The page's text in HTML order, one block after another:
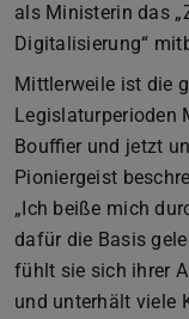
als Ministerin das
Digitalisierung“
Mittlerweile ist die
Legislaturperioden
Bouffier und jetzt
Pioniergeist
„Ich beiße mich
dafür die Basis
fühlt sie sich ihrer
und unterhält viele